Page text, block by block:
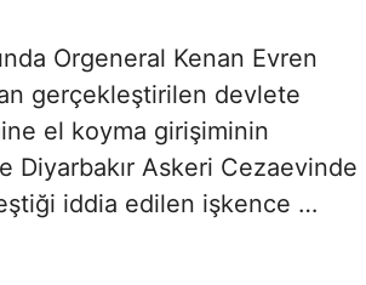
Orgeneral Kenan Evren
gerçekleştirilen devlete
el koyma girişiminin
Diyarbakır Askeri Cezaevinde
iddia edilen işkence …